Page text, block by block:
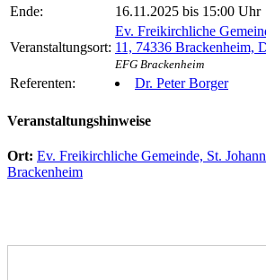
Ende:
16.11.2025 bis 15:00 Uhr
Veranstaltungsort:
Ev. Freikirchliche
11, 74336 Brackenheim,
EFG Brackenheim
Referenten: Dr. Peter Borger
Veranstaltungshinweise
Ort: Ev. Freikirchliche Gemeinde, St.
Brackenheim